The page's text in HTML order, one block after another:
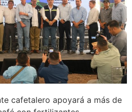
cafetalero apoyará a más de